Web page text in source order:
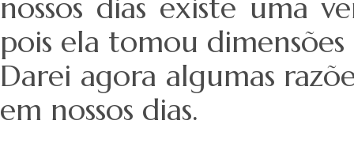
nossos dias existe uma
pois ela tomou
Darei agora algumas
em nossos dias.